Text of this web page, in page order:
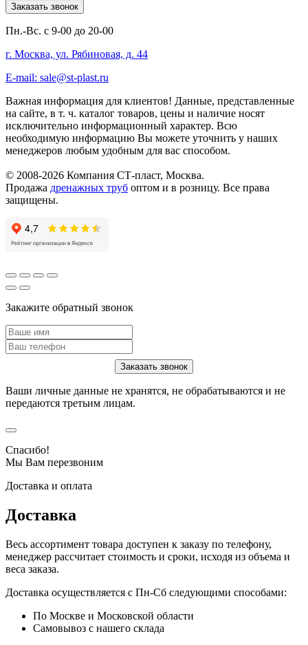
Заказать звонок
Пн.-Вс. с 9-00 до 20-00
г. Москва, ул. Рябиновая, д. 44
E-mail: sale@st-plast.ru
Важная информация для клиентов! Данные, представленные
на сайте, в т. ч. каталог товаров, цены и наличие носят
исключительно информационный характер. Всю
необходимую информацию Вы можете уточнить у наших
менеджеров любым удобным для вас способом.
© 2008-2026 Компания СТ-пласт, Москва.
Продажа дренажных труб оптом и в розницу. Все права
защищены.
Закажите обратный звонок
Ваши личные данные не хранятся, не обрабатываются и не
передаются третьим лицам.
Спасибо!
Мы Вам перезвоним
Доставка и оплата
Доставка
Весь ассортимент товара доступен к заказу по телефону,
менеджер рассчитает стоимость и сроки, исходя из объема и
веса заказа.
Доставка осуществляется с Пн-Сб следующими способами:
По Москве и Московской области
Самовывоз с нашего склада